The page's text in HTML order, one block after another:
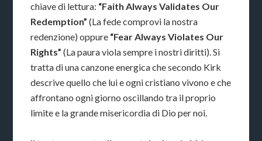
chiave di lettura: “Faith Always Validates Our
Redemption” (La fede comprovi la nostra
redenzione) oppure “Fear Always Violates Our
Rights” (La paura viola sempre i nostri diritti). Si
tratta di una canzone energica che secondo Kirk
descrive quello che lui e ogni cristiano vivono e che
affrontano ogni giorno oscillando tra il proprio
limite e la grande misericordia di Dio per noi.